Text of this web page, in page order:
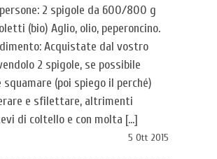
2 spigole da 600/800 g
(bio) Aglio, olio, peperoncino.
Acquistate dal vostro
2 spigole, se possibile
(poi spiego il perché)
e sfilettare, altrimenti
di coltello e con molta […]
5 Ott 2015